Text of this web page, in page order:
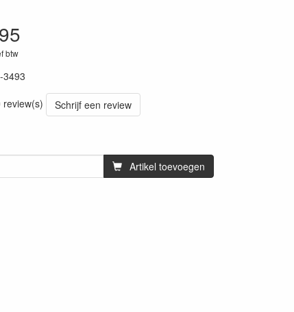
btw
3493
Schrijf een review
Artikel toevoegen